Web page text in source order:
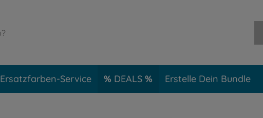
Ersatzfarben-Service DEALS Erstelle Dein Bundle